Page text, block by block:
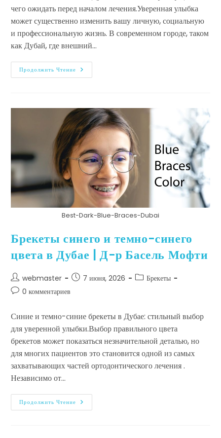
чего ожидать перед началом лечения.Уверенная улыбка
может существенно изменить вашу личную, социальную
и профессиональную жизнь. В современном городе, таком
как Дубай, где внешний…
Продолжить Чтение
Best-Dark-Blue-Braces-Dubai
Брекеты синего и темно-синего
цвета в Дубае | Д-р Басель Мофти
webmaster 7 июня, 2026
Брекеты
0 комментариев
Синие и темно-синие брекеты в Дубае: стильный выбор
для уверенной улыбки.Выбор правильного цвета
брекетов может показаться незначительной деталью, но
для многих пациентов это становится одной из самых
захватывающих частей ортодонтического лечения .
Независимо от…
Продолжить Чтение